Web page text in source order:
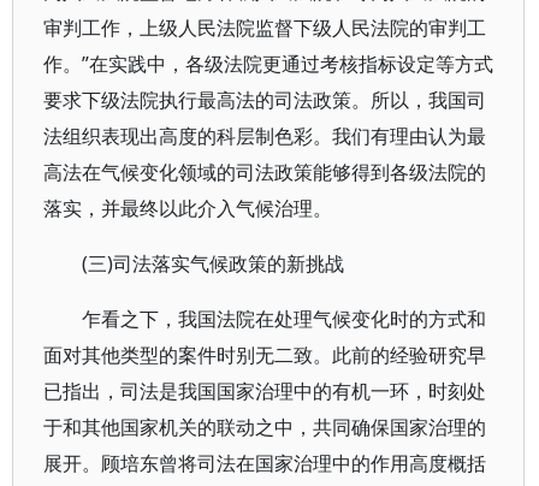
审判工作，上级人民法院监督下级人民法院的审判工
作。”在实践中，各级法院更通过考核指标设定等方式
要求下级法院执行最高法的司法政策。所以，我国司
法组织表现出高度的科层制色彩。我们有理由认为最
高法在气候变化领域的司法政策能够得到各级法院的
落实，并最终以此介入气候治理。
(三)司法落实气候政策的新挑战
乍看之下，我国法院在处理气候变化时的方式和
面对其他类型的案件时别无二致。此前的经验研究早
已指出，司法是我国国家治理中的有机一环，时刻处
于和其他国家机关的联动之中，共同确保国家治理的
展开。顾培东曾将司法在国家治理中的作用高度概括